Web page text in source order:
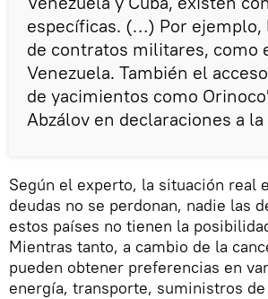
específicas. (…) Por ejemplo,
de contratos militares, como
Venezuela. También el
de yacimientos como
Abzálov en declaraciones a la
Según el experto, la situación real
deudas no se perdonan, nadie las
estos países no tienen la
Mientras tanto, a cambio de la
pueden obtener preferencias en
energía, transporte, suministros